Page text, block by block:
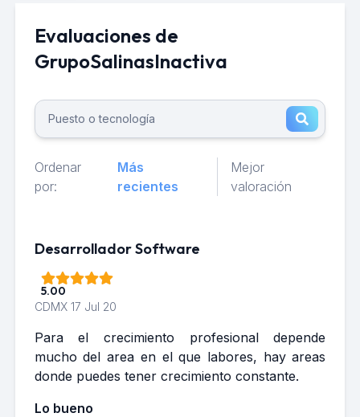
Evaluaciones de
GrupoSalinasInactiva
Ordenar
por:
Más
recientes
Mejor
valoración
Desarrollador Software
5.00
CDMX 17 Jul 20
Para el crecimiento profesional depende
mucho del area en el que labores, hay areas
donde puedes tener crecimiento constante.
Lo bueno